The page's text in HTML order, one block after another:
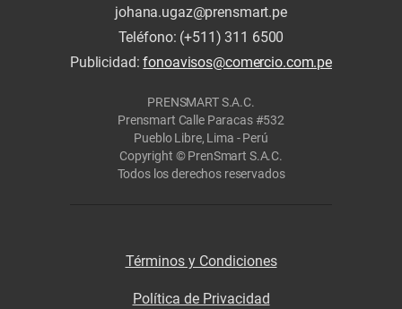
johana.ugaz@prensmart.pe
Teléfono: (+511) 311 6500
Publicidad:fonoavisos@comercio.com.pe
PRENSMART S.A.C.
Prensmart Calle Paracas #532
Pueblo Libre, Lima - Perú
Copyright © PrenSmart S.A.C.
Todos los derechos reservados
Términos y Condiciones
Política de Privacidad